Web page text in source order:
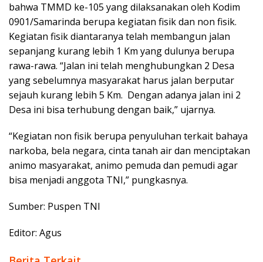
bahwa TMMD ke-105 yang dilaksanakan oleh Kodim
0901/Samarinda berupa kegiatan fisik dan non fisik.
Kegiatan fisik diantaranya telah membangun jalan
sepanjang kurang lebih 1 Km yang dulunya berupa
rawa-rawa. “Jalan ini telah menghubungkan 2 Desa
yang sebelumnya masyarakat harus jalan berputar
sejauh kurang lebih 5 Km. Dengan adanya jalan ini 2
Desa ini bisa terhubung dengan baik,” ujarnya.
“Kegiatan non fisik berupa penyuluhan terkait bahaya
narkoba, bela negara, cinta tanah air dan menciptakan
animo masyarakat, animo pemuda dan pemudi agar
bisa menjadi anggota TNI,” pungkasnya.
Sumber: Puspen TNI
Editor: Agus